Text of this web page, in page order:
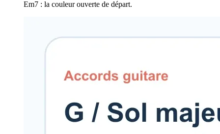
Em7 : la couleur ouverte de départ.